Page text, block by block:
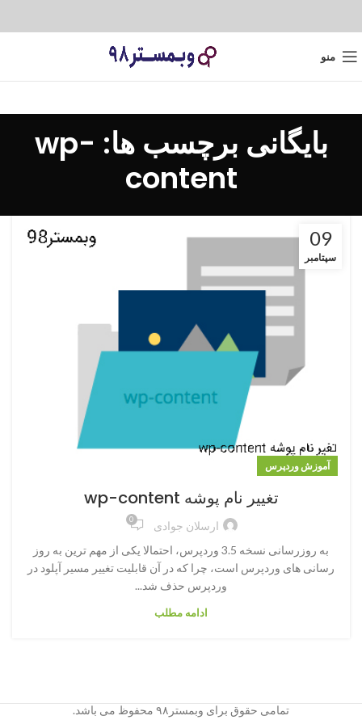
منو
بایگانی برچسب ها: wp-
content
09
سپتامبر
آموزش وردپرس
تغییر نام پوشه wp-content
ارسلان جوادی 0
به روزرسانی نسخه 3.5 وردپرس، احتمالا یکی از مهم ترین به روز
رسانی های وردپرس است، چرا که در آن قابلیت تغییر مسیر آپلود در
وردپرس حذف شد...
ادامه مطلب
تمامی حقوق برای وبمستر۹۸ محفوظ می باشد.